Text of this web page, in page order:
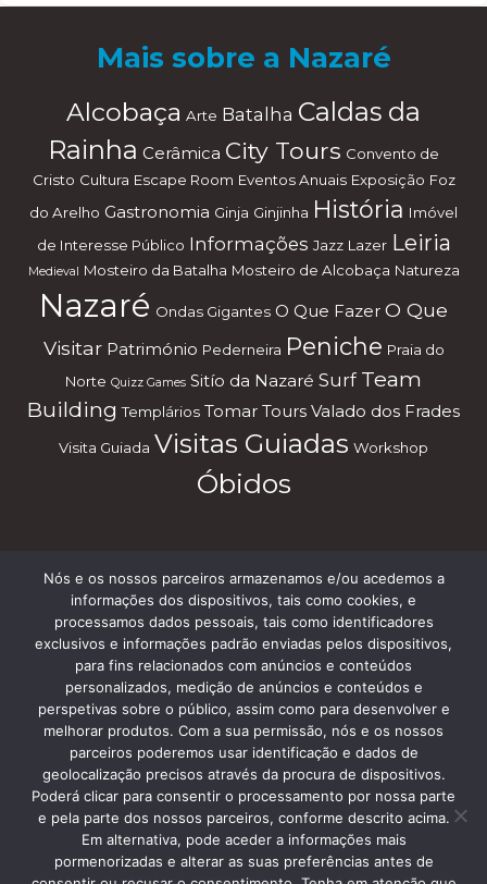
en
Mais sobre a Nazaré
Alcobaça Arte Batalha Caldas da
Rainha Cerâmica City Tours Convento de
Cristo Cultura Escape Room Eventos Anuais Exposição Foz
do Arelho Gastronomia Ginja Ginjinha História Imóvel
de Interesse Público Informações Jazz Lazer Leiria
Medieval Mosteiro da Batalha Mosteiro de Alcobaça Natureza
Nazaré Ondas Gigantes O Que Fazer O Que
Visitar Património Pederneira Peniche Praia do
Norte Quizz Games Sitío da Nazaré Surf Team
Building Templários Tomar Tours Valado dos Frades
Visita Guiada Visitas Guiadas Workshop
Óbidos
Subscreve a nossa Newsletter
Termos e Condições
Nós e os nossos parceiros armazenamos e/ou acedemos a
informações dos dispositivos, tais como cookies, e
processamos dados pessoais, tais como identificadores
exclusivos e informações padrão enviadas pelos dispositivos,
para fins relacionados com anúncios e conteúdos
personalizados, medição de anúncios e conteúdos e
perspetivas sobre o público, assim como para desenvolver e
melhorar produtos. Com a sua permissão, nós e os nossos
parceiros poderemos usar identificação e dados de
geolocalização precisos através da procura de dispositivos.
Poderá clicar para consentir o processamento por nossa parte
e pela parte dos nossos parceiros, conforme descrito acima.
Em alternativa, pode aceder a informações mais
pormenorizadas e alterar as suas preferências antes de